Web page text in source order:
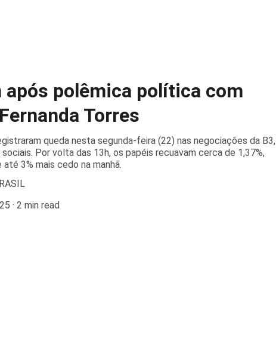
após polêmica política com
Torres
queda nesta segunda-feira (22) nas negociações da B3,
Por volta das 13h, os papéis recuavam cerca de 1,37%,
3% mais cedo na manhã.
2 min read